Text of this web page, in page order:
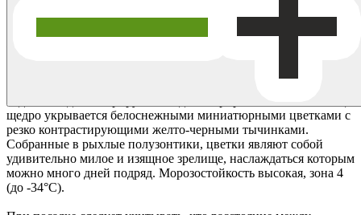
Актинидия Вейки мужская - «мужское» растение,
щедро укрывается белоснежными миниатюрными цветками с
резко контрастирующими желто-черными тычинками.
Собранные в рыхлые полузонтики, цветки являют собой
удивительно милое и изящное зрелище, наслаждаться которым
можно много дней подряд. Морозостойкость высокая, зона 4
(до -34°С).